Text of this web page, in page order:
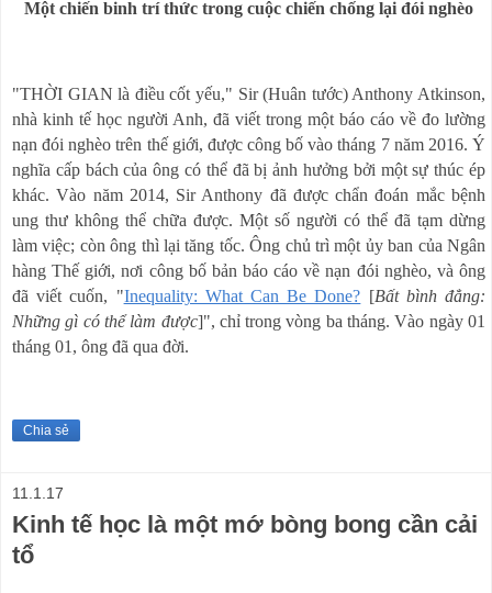
Một chiến binh trí thức trong cuộc chiến chống lại đói nghèo
"THỜI GIAN là điều cốt yếu," Sir (Huân tước) Anthony Atkinson,
nhà kinh tế học người Anh, đã viết trong một báo cáo về đo lường
nạn đói nghèo trên thế giới, được công bố vào tháng 7 năm 2016. Ý
nghĩa cấp bách của ông có thể đã bị ảnh hưởng bởi một sự thúc ép
khác. Vào năm 2014, Sir Anthony đã được chẩn đoán mắc bệnh
ung thư không thể chữa được. Một số người có thể đã tạm dừng
làm việc; còn ông thì lại tăng tốc. Ông chủ trì một ủy ban của Ngân
hàng Thế giới, nơi công bố bản báo cáo về nạn đói nghèo, và ông
đã viết cuốn, "Inequality: What Can Be Done? [Bất bình đẳng:
Những gì có thể làm được]", chỉ trong vòng ba tháng. Vào ngày 01
tháng 01, ông đã qua đời.
Chia sẻ
11.1.17
Kinh tế học là một mớ bòng bong cần cải
tổ